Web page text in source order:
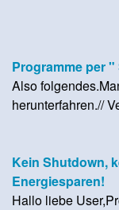
Programme per
Also
herunterfahren.//
Kein Shutdown,
Energiesparen!
Hallo liebe